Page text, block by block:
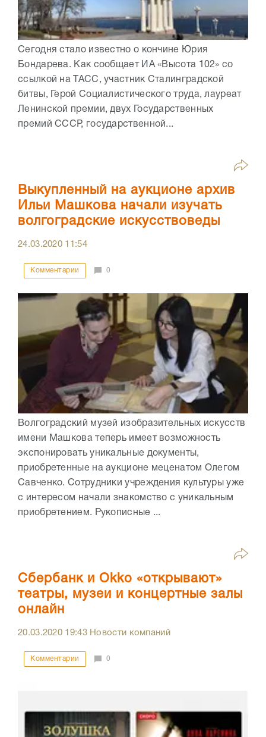
Сегодня стало известно о кончине Юрия
Бондарева. Как сообщает ИА «Высота 102» со
ссылкой на ТАСС, участник Сталинградской
битвы, Герой Социалистического труда, лауреат
Ленинской премии, двух Государственных
премий СССР, государственной...
Выкупленный на аукционе архив
Ильи Машкова начали изучать
волгоградские искусствоведы
24.03.2020 11:54
Комментарии 0
Волгоградский музей изобразительных искусств
имени Машкова теперь имеет возможность
экспонировать уникальные документы,
приобретенные на аукционе меценатом Олегом
Савченко. Сотрудники учреждения культуры уже
с интересом начали знакомство с уникальным
приобретением. Рукописные ...
Сбербанк и Оkko «открывают»
театры, музеи и концертные залы
онлайн
20.03.2020 19:43Новости компаний
Комментарии 0